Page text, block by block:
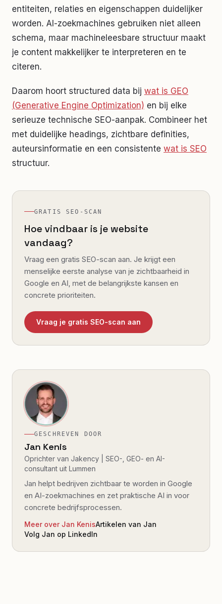
entiteiten, relaties en eigenschappen duidelijker
worden. AI-zoekmachines gebruiken niet alleen
schema, maar machineleesbare structuur maakt
je content makkelijker te interpreteren en te
citeren.
Daarom hoort structured data bij wat is GEO
(Generative Engine Optimization) en bij elke
serieuze technische SEO-aanpak. Combineer het
met duidelijke headings, zichtbare definities,
auteursinformatie en een consistente wat is SEO
structuur.
GRATIS SEO-SCAN
Hoe vindbaar is je website
vandaag?
Vraag een gratis SEO-scan aan. Je krijgt een
menselijke eerste analyse van je zichtbaarheid in
Google en AI, met de belangrijkste kansen en
concrete prioriteiten.
Vraag je gratis SEO-scan aan
GESCHREVEN DOOR
Jan Kenis
Oprichter van Jakency | SEO-, GEO- en AI-
consultant uit Lummen
Jan helpt bedrijven zichtbaar te worden in Google
en AI-zoekmachines en zet praktische AI in voor
concrete bedrijfsprocessen.
Meer over Jan KenisArtikelen van Jan
Volg Jan op LinkedIn